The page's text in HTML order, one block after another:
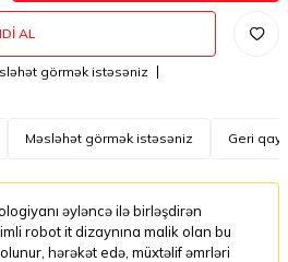
AL
görmək istəsəniz
Məsləhət görmək istəsəniz Geri
əyləncə ilə birləşdirən
robot it dizaynına malik olan bu
hərəkət edə, müxtəlif əmrləri